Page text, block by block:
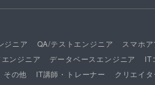
ジニア QA/テストエンジニア スマホ
ンジニア
データベースエンジニア IT
その他
IT講師・トレーナー クリエイ